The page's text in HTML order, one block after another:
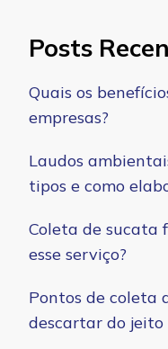
Posts
Quais os
empresas?
Laudos
tipos e como
Coleta de sucata
esse serviço?
Pontos de coleta
descartar do jeito